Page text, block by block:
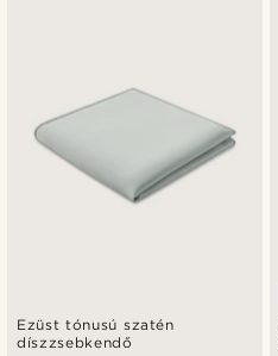
Ezüst tónusú szatén
díszzsebkendő